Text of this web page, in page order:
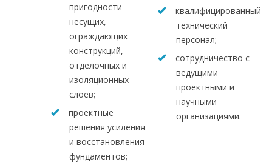
пригодности
несущих,
ограждающих
конструкций,
отделочных и
изоляционных
слоев;
проектные
решения усиления
и восстановления
фундаментов;
квалифицированный
технический
персонал;
сотрудничество с
ведущими
проектными и
научными
организациями.